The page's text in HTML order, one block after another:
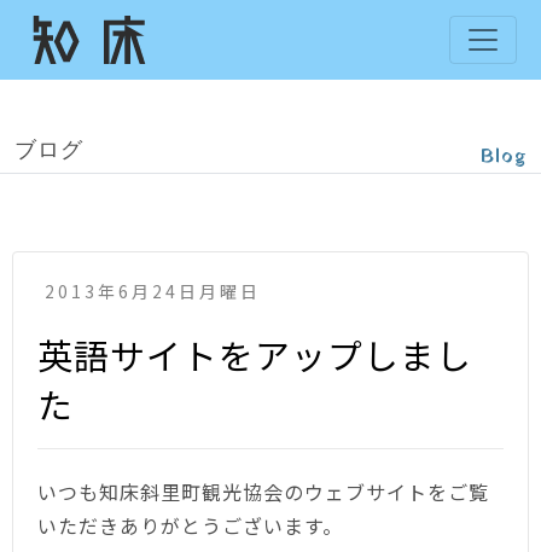
ブログ Blog
2013年6月24日月曜日
英語サイトをアップしまし
た
いつも知床斜里町観光協会のウェブサイトをご覧
いただきありがとうございます。